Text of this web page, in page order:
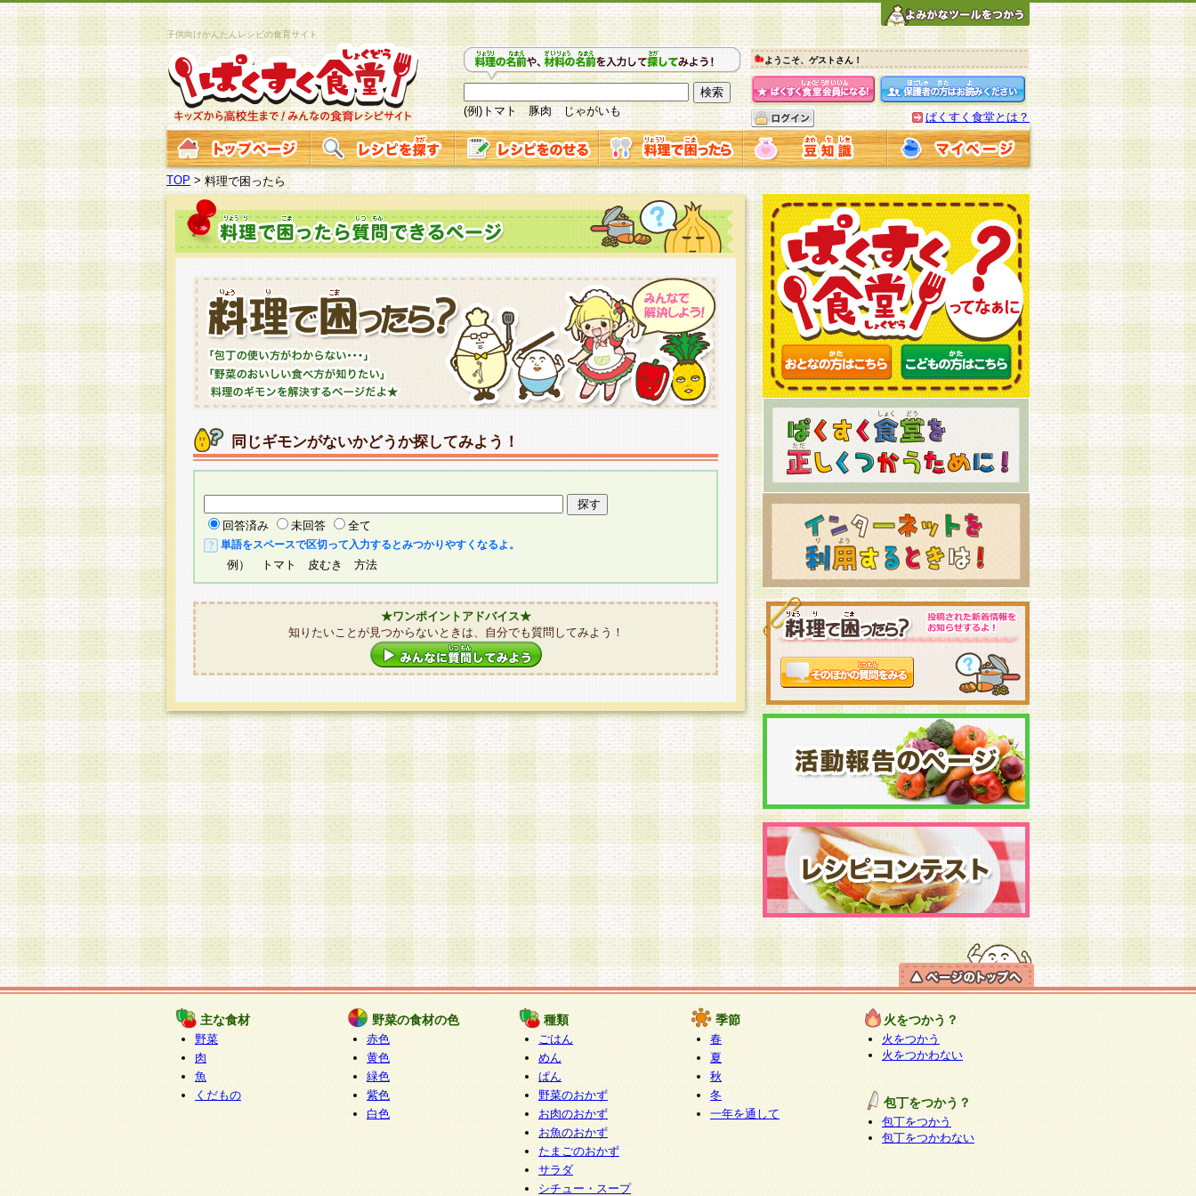
子供向けかんたんレシピの食育サイト
(例)トマト 豚肉 じゃがいも
ようこそ、ゲストさん！
ぱくすく食堂とは？
TOP > 料理で困ったら
同じギモンがないかどうか探してみよう！
回答済み 未回答 全て
単語をスペースで区切って入力するとみつかりやすくなるよ。
例） トマト 皮むき 方法
★ワンポイントアドバイス★
知りたいことが見つからないときは、自分でも質問してみよう！
主な食材
野菜
肉
魚
くだもの
野菜の食材の色
赤色
黄色
緑色
紫色
白色
種類
ごはん
めん
ぱん
野菜のおかず
お肉のおかず
お魚のおかず
たまごのおかず
サラダ
シチュー・スープ
季節
春
夏
秋
冬
一年を通して
火をつかう？
火をつかう
火をつかわない
包丁をつかう？
包丁をつかう
包丁をつかわない